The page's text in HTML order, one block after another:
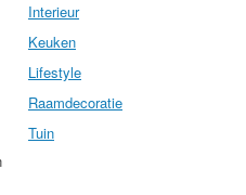
Interieur
Keuken
Lifestyle
Raamdecoratie
Tuin